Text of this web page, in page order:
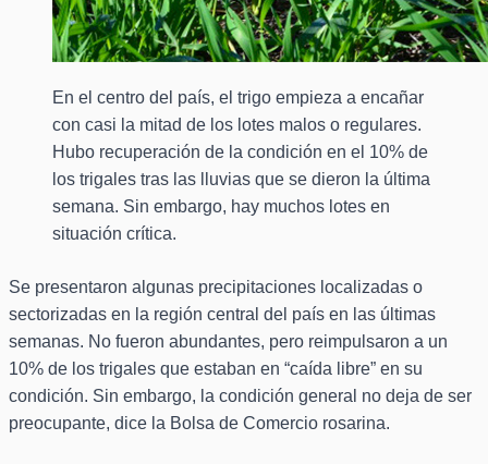
En el centro del país, el trigo empieza a encañar
con casi la mitad de los lotes malos o regulares.
Hubo recuperación de la condición en el 10% de
los trigales tras las lluvias que se dieron la última
semana. Sin embargo, hay muchos lotes en
situación crítica.
Se presentaron algunas precipitaciones localizadas o
sectorizadas en la región central del país en las últimas
semanas. No fueron abundantes, pero reimpulsaron a un
10% de los trigales que estaban en “caída libre” en su
condición. Sin embargo, la condición general no deja de ser
preocupante, dice la Bolsa de Comercio rosarina.